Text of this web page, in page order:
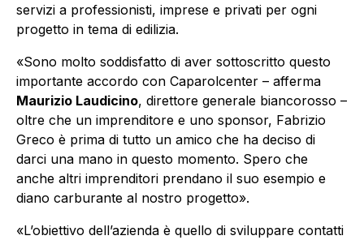
servizi a professionisti, imprese e privati per ogni
progetto in tema di edilizia.
«Sono molto soddisfatto di aver sottoscritto questo
importante accordo con Caparolcenter – afferma
Maurizio Laudicino, direttore generale biancorosso –
oltre che un imprenditore e uno sponsor, Fabrizio
Greco è prima di tutto un amico che ha deciso di
darci una mano in questo momento. Spero che
anche altri imprenditori prendano il suo esempio e
diano carburante al nostro progetto».
«L’obiettivo dell’azienda è quello di sviluppare contatti